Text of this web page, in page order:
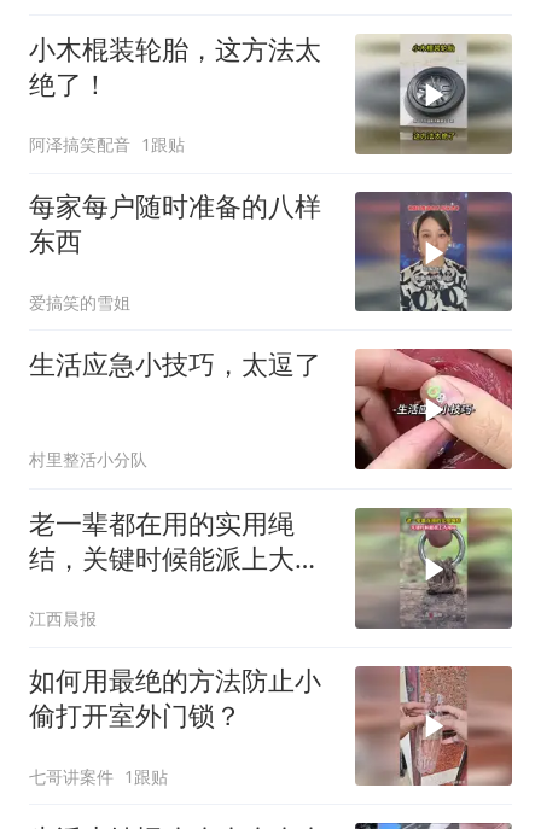
小木棍装轮胎，这方法太
绝了！
阿泽搞笑配音 1跟贴
每家每户随时准备的八样
东西
爱搞笑的雪姐
生活应急小技巧，太逗了
村里整活小分队
老一辈都在用的实用绳
结，关键时候能派上大用
江西晨报
如何用最绝的方法防止小
偷打开室外门锁？
七哥讲案件 1跟贴